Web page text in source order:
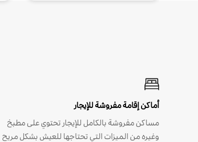
أماكن إقامة مفروشة للإيجار
مساكن مفروشة بالكامل للإيجار تحتوي على مطبخ
وغيره من الميزات التي تحتاجها للعيش بشكل مريح